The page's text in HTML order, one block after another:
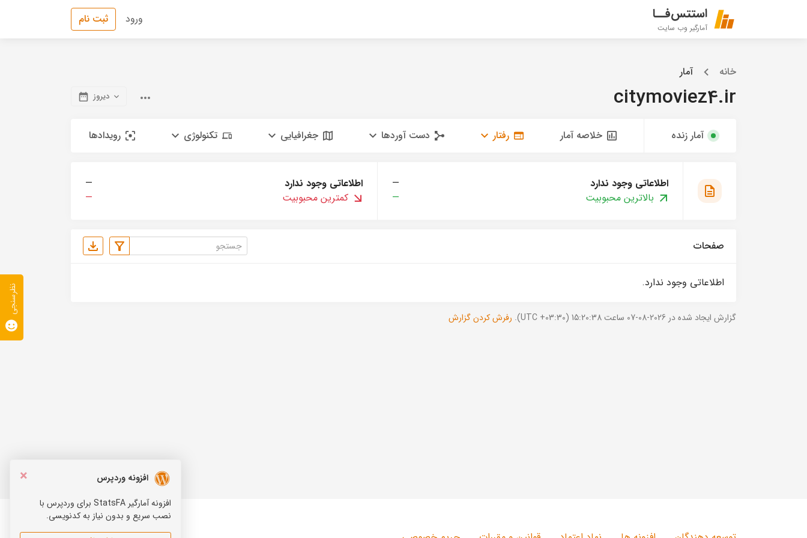
استتس‌فــا
آمارگیر وب سایت
ورود ثبت نام
خانه آمار
citymoviez4.ir دیروز
آمار زنده خلاصه آمار رفتار دست آوردها جغرافیایی تکنولوژی رویدادها
اطلاعاتی وجود ندارد
—
بالاترین محبوبیت
—
اطلاعاتی وجود ندارد
—
کمترین محبوبیت
—
صفحات
اطلاعاتی وجود ندارد.
گزارش ایجاد شده در 2026-08-07 ساعت 15:20:38 (UTC +03:30). رفرش کردن گزارش
×
افزونه وردپرس
افزونه آمارگیر StatsFA برای وردپرس با
نصب سریع و بدون نیاز به کدنویسی.
نظرسنجی